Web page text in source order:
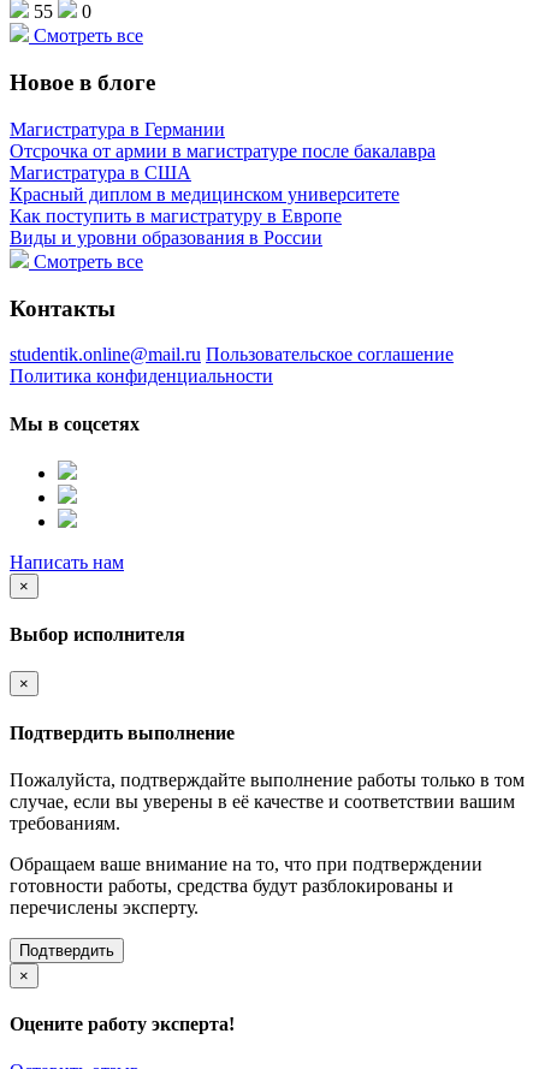
55
0
Смотреть все
Новое в блоге
Магистратура в Германии
Отсрочка от армии в магистратуре после бакалавра
Магистратура в США
Красный диплом в медицинском университете
Как поступить в магистратуру в Европе
Виды и уровни образования в России
Смотреть все
Контакты
studentik.online@mail.ru Пользовательское соглашение
Политика конфиденциальности
Мы в соцсетях
Написать нам
×
Выбор исполнителя
×
Подтвердить выполнение
Пожалуйста, подтверждайте выполнение работы только в том
случае, если вы уверены в её качестве и соответствии вашим
требованиям.
Обращаем ваше внимание на то, что при подтверждении
готовности работы, средства будут разблокированы и
перечислены эксперту.
Подтвердить
×
Оцените работу эксперта!